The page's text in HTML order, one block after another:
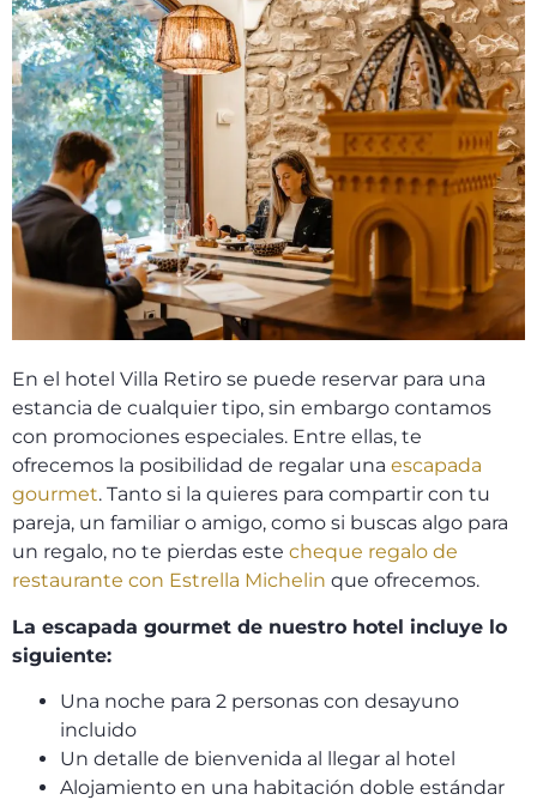
En el hotel Villa Retiro se puede reservar para una
estancia de cualquier tipo, sin embargo contamos
con promociones especiales. Entre ellas, te
ofrecemos la posibilidad de regalar una escapada
gourmet. Tanto si la quieres para compartir con tu
pareja, un familiar o amigo, como si buscas algo para
un regalo, no te pierdas este cheque regalo de
restaurante con Estrella Michelin que ofrecemos.
La escapada gourmet de nuestro hotel incluye lo
siguiente:
Una noche para 2 personas con desayuno
incluido
Un detalle de bienvenida al llegar al hotel
Alojamiento en una habitación doble estándar